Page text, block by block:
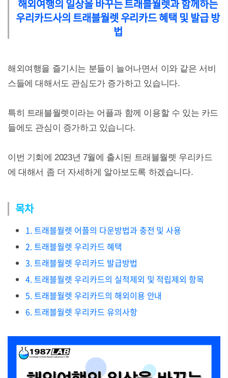
해외여행의 일상을 바꾸는 트래블월렛과 함께하는
우리카드사의 트래블월렛 우리카드 혜택 및 발급 방
법
해외여행을 즐기시는 분들이 늘어나면서 이와 같은 서비
스들에 대해서도 관심도가 증가하고 있습니다.
특히 트래블월렛이라는 어플과 함께 이용할 수 있는 카드
들에도 관심이 증가하고 있습니다.
이번 기회에 2023년 7월에 출시된 트래블월렛 우리카드
에 대해서 좀 더 자세하게 알아보도록 하겠습니다.
목차
1. 트래블월렛 어플의 다운방법과 충전 및 사용
2. 트래블월렛 우리카드 혜택
3. 트래블월렛 우리카드 발급방법
4. 트래블월렛 우리카드의 실적제외 및 적립제외 항목
5. 트래블월렛 우리카드의 해외이용 안내
6. 트래블월렛 우리카드 유의사항